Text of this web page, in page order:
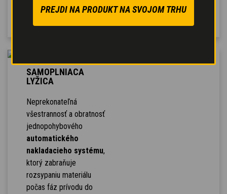
PREJDI NA PRODUKT NA SVOJOM TRHU
stláčaní pedálu.
SAMOPLNIACA
LYŽICA
Neprekonateľná
všestrannosť a obratnosť
jednopohybového
automatického
nakladacieho systému,
ktorý zabraňuje
rozsypaniu materiálu
počas fáz prívodu do